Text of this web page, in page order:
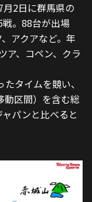
2日に群馬県の
。88台が出場
アクアなど。年
ア、コペン、クラ
タイムを競い、
動区間）を含む総
パンと比べると